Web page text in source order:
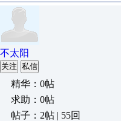
不太阳
关注 私信
精华：0帖
求助：0帖
帖子：2帖 | 55回